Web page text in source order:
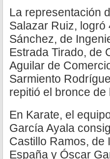
La representación
Salazar Ruiz,
Sánchez, de
Estrada Tirado, de
Aguilar de
Sarmiento
repitió el bronce
En Karate, el
García Ayala
Castillo Ramos, de
España y Óscar